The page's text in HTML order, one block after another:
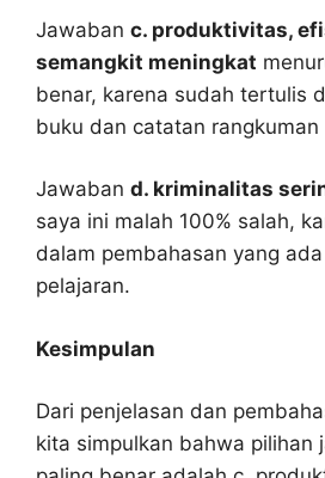
Jawaban c. produktivitas,
semangkit meningkat
benar, karena sudah tertulis
buku dan catatan rangkuman
Jawaban d. kriminalitas
saya ini malah 100% salah,
dalam pembahasan yang
pelajaran.
Kesimpulan
Dari penjelasan dan
kita simpulkan bahwa pilihan